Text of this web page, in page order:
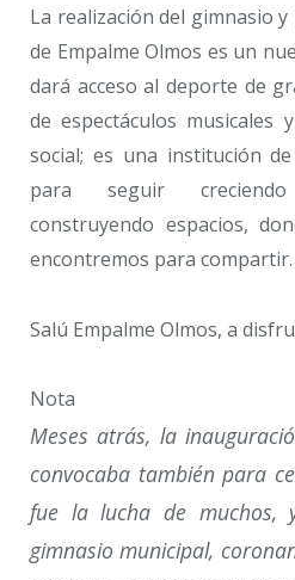
La realización del gimnasio
de Empalme Olmos es un
dará acceso al deporte de
de espectáculos musicales
social; es una institución
para seguir
construyendo espacios,
encontremos para compartir.
Salú Empalme Olmos, a
Nota
Meses atrás, la
convocaba también para
fue la lucha de muchos,
gimnasio municipal,